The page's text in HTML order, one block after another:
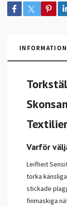
INFORMATION
Varför
Leifheit
torka
stickade
finmaskiga